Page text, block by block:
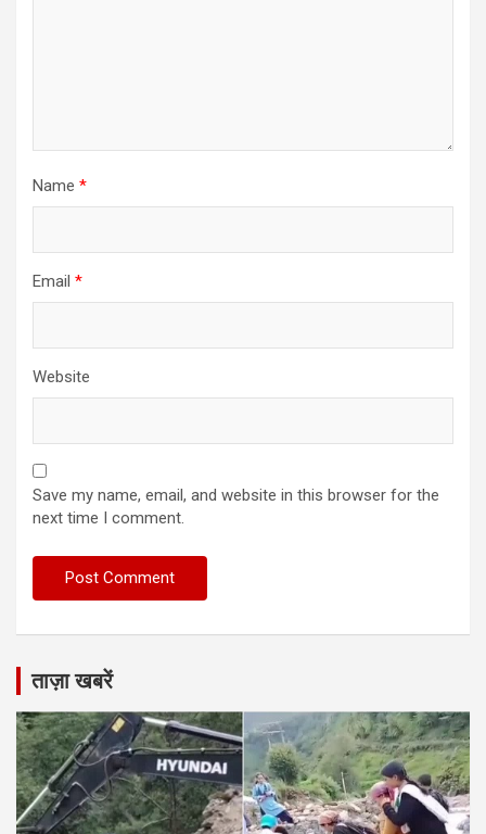
Name *
Email *
Website
Save my name, email, and website in this browser for the
next time I comment.
ताज़ा खबरें